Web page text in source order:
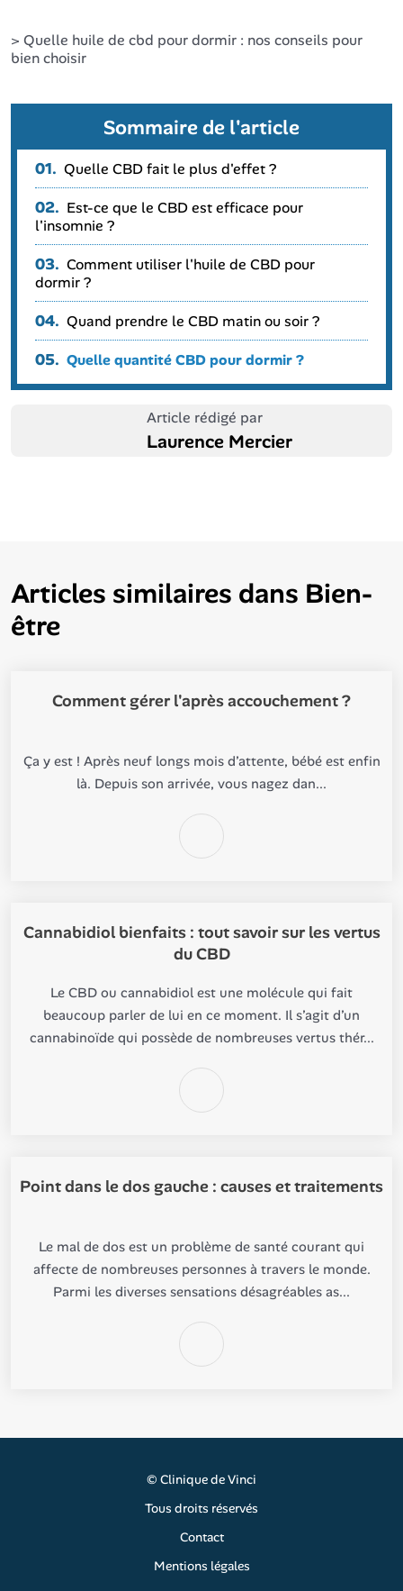
> Quelle huile de cbd pour dormir : nos conseils pour
bien choisir
Sommaire de l'article
01. Quelle CBD fait le plus d'effet ?
02. Est-ce que le CBD est efficace pour
l'insomnie ?
03. Comment utiliser l'huile de CBD pour
dormir ?
04. Quand prendre le CBD matin ou soir ?
05. Quelle quantité CBD pour dormir ?
Article rédigé par
Laurence Mercier
Articles similaires dans Bien-
être
Comment gérer l'après accouchement ?
Ça y est ! Après neuf longs mois d’attente, bébé est enfin
là. Depuis son arrivée, vous nagez dan...
Cannabidiol bienfaits : tout savoir sur les vertus
du CBD
Le CBD ou cannabidiol est une molécule qui fait
beaucoup parler de lui en ce moment. Il s’agit d’un
cannabinoïde qui possède de nombreuses vertus thér...
Point dans le dos gauche : causes et traitements
Le mal de dos est un problème de santé courant qui
affecte de nombreuses personnes à travers le monde.
Parmi les diverses sensations désagréables as...
© Clinique de Vinci
Tous droits réservés
Contact
Mentions légales